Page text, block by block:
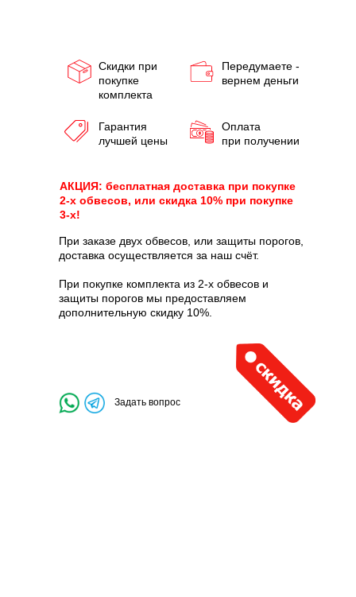
Скидки при
покупке
комплекта
Передумаете -
вернем деньги
Гарантия
лучшей цены
Оплата
при получении
АКЦИЯ: бесплатная доставка при покупке
2-х обвесов, или скидка 10% при покупке
3-х!
При заказе двух обвесов, или защиты порогов,
доставка осуществляется за наш счёт.
При покупке комплекта из 2-х обвесов и
защиты порогов мы предоставляем
дополнительную скидку 10%.
Задать вопрос